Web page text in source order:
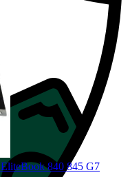
840 845 G7